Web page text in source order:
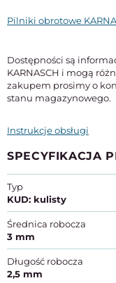
Pilniki obrotowe
Dostępności są
KARNASCH i mogą
zakupem prosimy o
stanu magazynowego.
Instrukcje obsługi
SPECYFIKACJA
Typ
KUD: kulisty
Średnica robocza
3 mm
Długość robocza
2,5 mm